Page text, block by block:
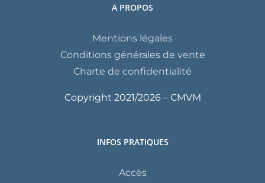
A PROPOS
Mentions légales
Conditions générales de vente
Charte de confidentialité
Copyright 2021/2026 – CMVM
INFOS PRATIQUES
Accès